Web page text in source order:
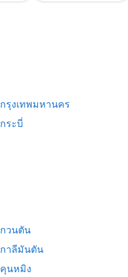
กรุงเทพมหานคร
กระบี่
กวนตัน
กาลีมันตัน
คุนหมิง